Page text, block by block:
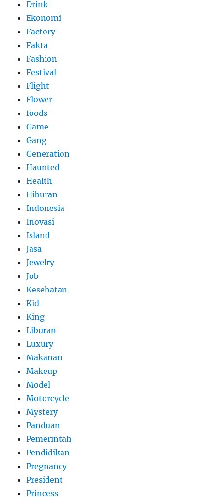
Drink
Ekonomi
Factory
Fakta
Fashion
Festival
Flight
Flower
foods
Game
Gang
Generation
Haunted
Health
Hiburan
Indonesia
Inovasi
Island
Jasa
Jewelry
Job
Kesehatan
Kid
King
Liburan
Luxury
Makanan
Makeup
Model
Motorcycle
Mystery
Panduan
Pemerintah
Pendidikan
Pregnancy
President
Princess